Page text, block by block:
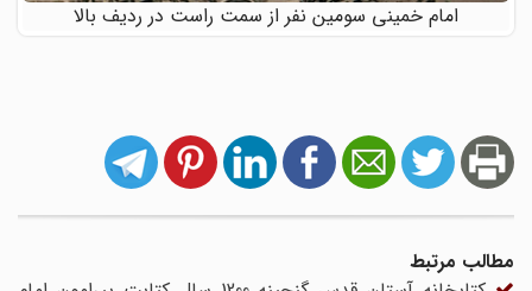
امام خمینی سومین نفر از سمت راست در ردیف بالا
مطالب مرتبط